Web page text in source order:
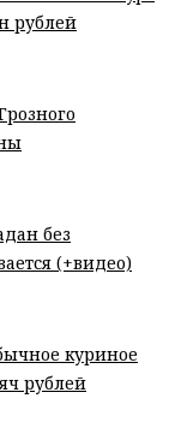
рублей
без
(+видео)
куриное
рублей